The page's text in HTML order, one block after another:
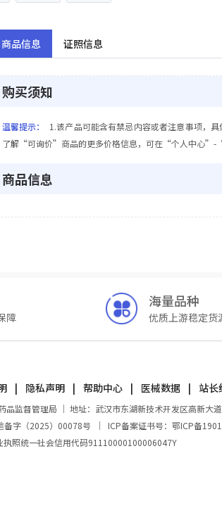
商品信息 证照信息
购买须知
温馨提示：
1.该产品可能含有禁忌内容或者注意事项，
了解“可询价”商品的更多价格信息，可在“个人中心”-“
商品信息
障
海量品种
优质上游稳定货
隐私声明 帮助中心 医械数据 站长
品监督管理局 ｜ 地址：武汉市东湖新技术开发区高新大
备字（2025）00078号
｜ ICP备案证书号：鄂ICP备
执照统一社会信用代码91110000100006047Y